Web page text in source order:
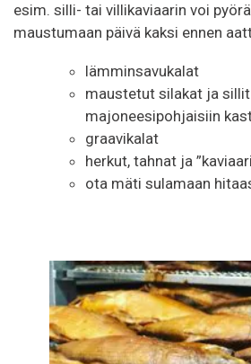
esim. silli- tai villikaviaarin voi
maustumaan päivä kaksi ennen
lämminsavukalat
maustetut silakat ja
majoneesipohjaisiin
graavikalat
herkut, tahnat ja
ota mäti sulamaan